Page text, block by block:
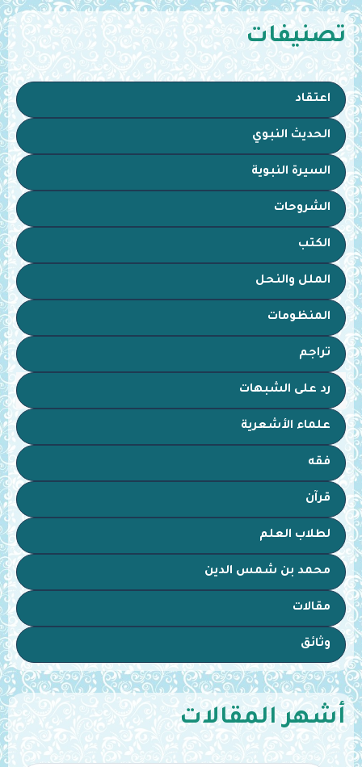
تصنيفات
اعتقاد
الحديث النبوي
السيرة النبوية
الشروحات
الكتب
الملل والنحل
المنظومات
تراجم
رد على الشبهات
علماء الأشعرية
فقه
قرآن
لطلاب العلم
محمد بن شمس الدين
مقالات
وثائق
أشهر المقالات